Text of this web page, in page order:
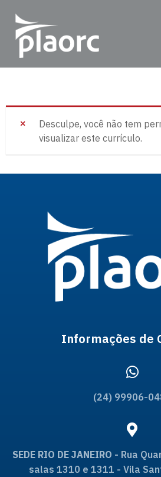
Desculpe, você não tem
visualizar este currículo.
Informações de
(24) 99906-
SEDE RIO DE JANEIRO - Rua
salas 1310 e 1311 - Vila